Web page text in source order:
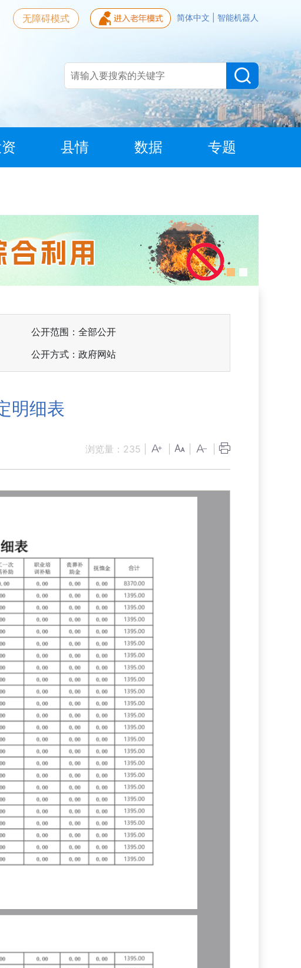
简体中文 智能机器人
无障碍模式
县情 数据 专题
公开范围：全部公开
公开方式：政府网站
明细表
浏览量： 235